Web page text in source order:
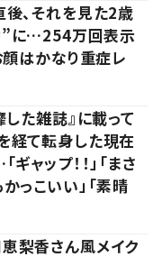
、それを見た2歳
に…254万回表示
顔はかなり重症レ
た雑誌』に載って
経て転身した現在
ャップ！！」「まさ
っこいい」「素晴
梨香さん風メイク